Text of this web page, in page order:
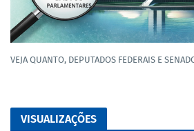
VEJA QUANTO, DEPUTADOS FEDERAIS E
VISUALIZAÇÕES